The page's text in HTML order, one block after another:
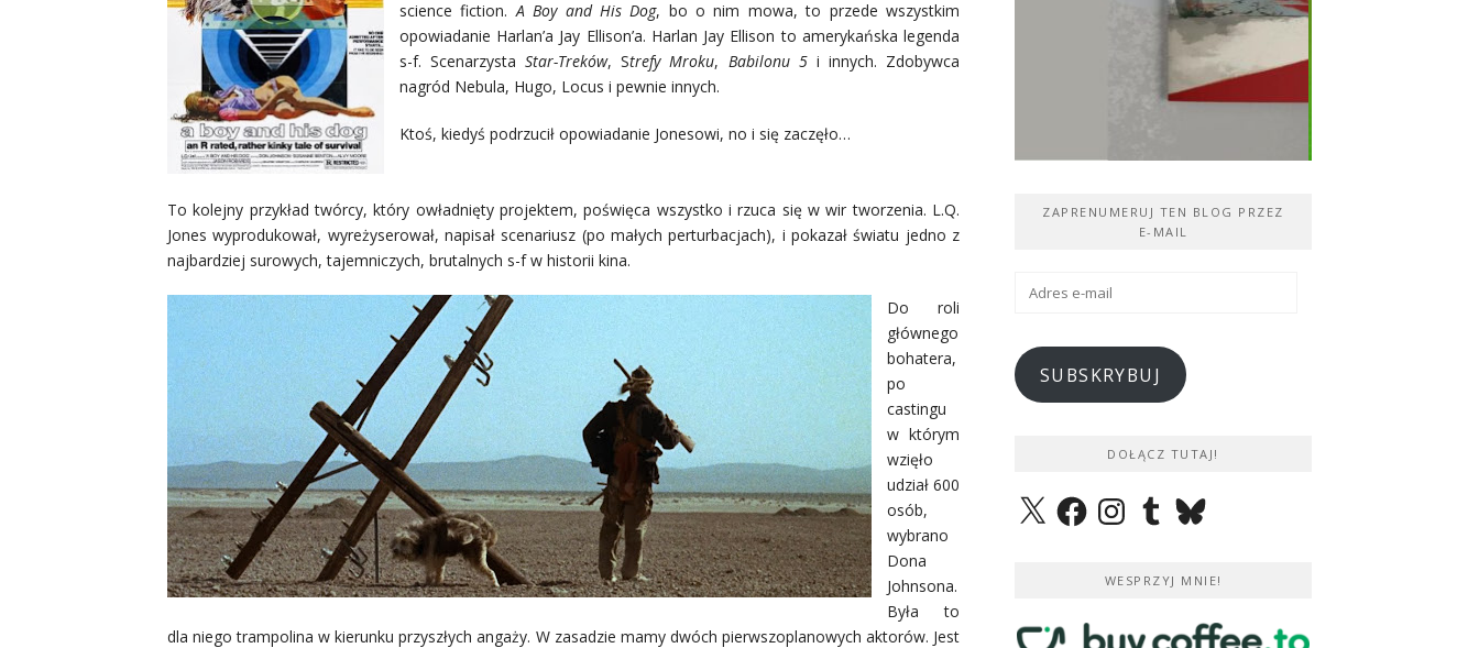
science fiction.A Boy and His Dog, bo o nim mowa, to przede wszystkim
opowiadanie Harlan’a Jay Ellison’a. Harlan Jay Ellison to amerykańska legenda
s-f. ScenarzystaStar-Treków, Strefy Mroku, Babilonu 5i innych. Zdobywca
nagród Nebula, Hugo, Locus i pewnie innych.
Ktoś, kiedyś podrzucił opowiadanie Jonesowi, no i się zaczęło…
To kolejny przykład twórcy, który owładnięty projektem, poświęca wszystko i rzuca się w wir tworzenia. L.Q.
Jones wyprodukował, wyreżyserował, napisał scenariusz (po małych perturbacjach), i pokazał światu jedno z
najbardziej surowych, tajemniczych, brutalnych s-f w historii kina.
Do roli
głównego
bohatera,
po
castingu
w którym
wzięło
udział 600
osób,
wybrano
Dona
Johnsona.
Była to
dla niego trampolina w kierunku przyszłych angaży. W zasadzie mamy dwóch pierwszoplanowych aktorów. Jest
ZAPRENUMERUJ TEN BLOG PRZEZ
E-MAIL
Adres
SUBSKRYBUJ
DOŁĄCZ TUTAJ!
X FacebookInstagramTumblrBluesky
WESPRZYJ MNIE!